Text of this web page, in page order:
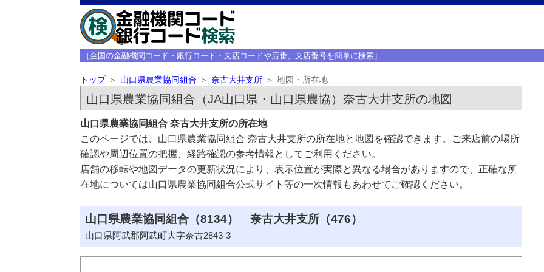
［全国の金融機関コード・銀行コード・支店コードや店番、支店番号を簡単に検索］
トップ 山口県農業協同組合 奈古大井支所 地図・所在地
山口県農業協同組合（JA山口県・山口県農協）奈古大井支所の地図
山口県農業協同組合 奈古大井支所の所在地
このページでは、山口県農業協同組合 奈古大井支所の所在地と地図を確認できます。ご来店前の場所
確認や周辺位置の把握、経路確認の参考情報としてご利用ください。
店舗の移転や地図データの更新状況により、表示位置が実際と異なる場合がありますので、正確な所
在地については山口県農業協同組合公式サイト等の一次情報もあわせてご確認ください。
山口県農業協同組合（8134） 奈古大井支所（476）
山口県阿武郡阿武町大字奈古2843-3